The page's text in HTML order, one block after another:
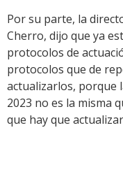
Por su parte, la
Cherro, dijo que ya
protocolos de
protocolos que de
actualizarlos, porque
2023 no es la misma
que hay que